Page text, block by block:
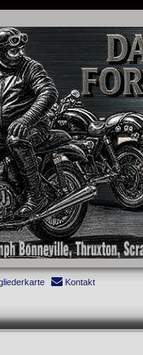
Modern Classic Modelle.
Kontakt